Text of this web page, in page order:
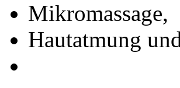
Mikromassage,
Hautatmung